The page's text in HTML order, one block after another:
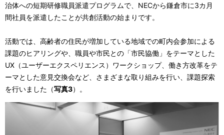
治体への短期研修職員派遣プログラムで、NECから鎌倉市に3カ月
間社員を派遣したことが共創活動の始まりです。
活動では、高齢者の住民が増加している地域での町内会参加による
課題のヒアリングや、職員や市民との「市民協働」をテーマとした
UX（ユーザーエクスペリエンス）ワークショップ、働き方改革をテ
ーマとした意見交換会など、さまざまな取り組みを行い、課題探索
を行いました（写真3）。